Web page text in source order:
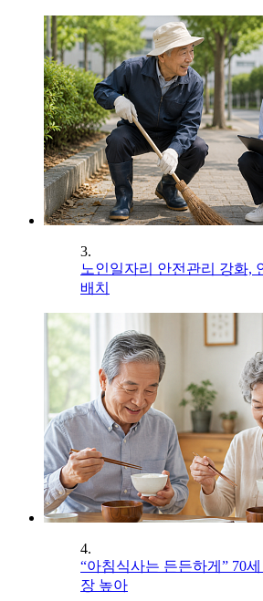
3.
노인일자리 안전관리 강화,
배치
4.
“아침식사는 든든하게” 70
장 높아